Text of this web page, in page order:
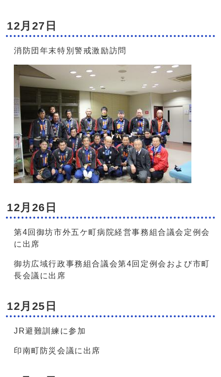
12月27日
消防団年末特別警戒激励訪問
12月26日
第4回御坊市外五ケ町病院経営事務組合議会定例会
に出席
御坊広域行政事務組合議会第4回定例会および市町
長会議に出席
12月25日
JR避難訓練に参加
印南町防災会議に出席